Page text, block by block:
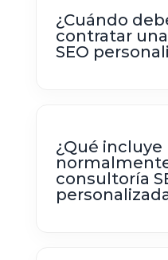
¿Cuándo
contratar
SEO
¿Qué incluye
consultoría